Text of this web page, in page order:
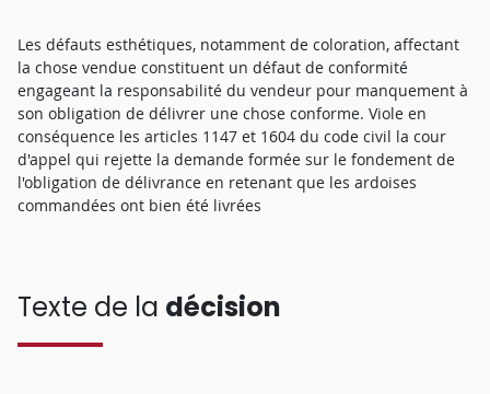
Les défauts esthétiques, notamment de coloration, affectant
la chose vendue constituent un défaut de conformité
engageant la responsabilité du vendeur pour manquement à
son obligation de délivrer une chose conforme. Viole en
conséquence les articles 1147 et 1604 du code civil la cour
d'appel qui rejette la demande formée sur le fondement de
l'obligation de délivrance en retenant que les ardoises
commandées ont bien été livrées
Texte de la décision